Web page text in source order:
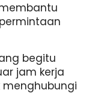
begitu
jam kerja
menghubungi